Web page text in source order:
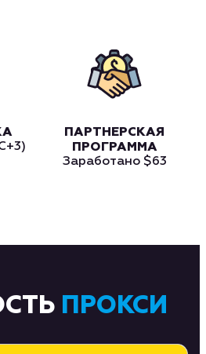
ПАРТНЕРСКАЯ
ПРОГРАММА
Заработано $63
ПРОКСИ